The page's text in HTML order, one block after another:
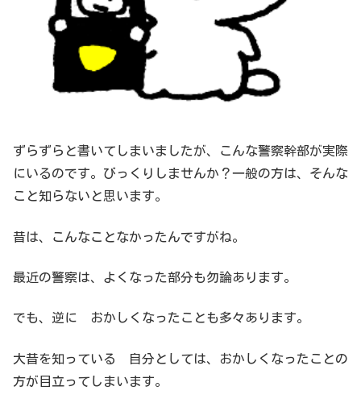
ずらずらと書いてしまいましたが、こんな警察幹部が実際
にいるのです。びっくりしませんか？一般の方は、そんな
こと知らないと思います。
昔は、こんなことなかったんですがね。
最近の警察は、よくなった部分も勿論あります。
でも、逆に おかしくなったことも多々あります。
大昔を知っている 自分としては、おかしくなったことの
方が目立ってしまいます。